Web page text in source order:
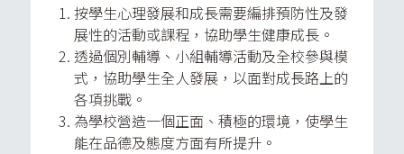
按學生心理發展和成長需要編排預防性及發
展性的活動或課程，協助學生健康成長。
透過個別輔導、小組輔導活動及全校參與模
式，協助學生全人發展，以面對成長路上的
各項挑戰。
為學校營造一個正面、積極的環境，使學生
能在品德及態度方面有所提升。